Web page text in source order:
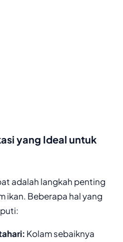
yang Ideal untuk
adalah langkah penting
ikan. Beberapa hal yang
Kolam sebaiknya